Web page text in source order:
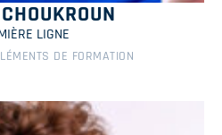
LIGNE
DE FORMATION